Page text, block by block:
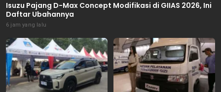
Isuzu Pajang D-Max Concept Modifikasi di GIIAS 2026, Ini
Daftar Ubahannya
6 jam yang lalu